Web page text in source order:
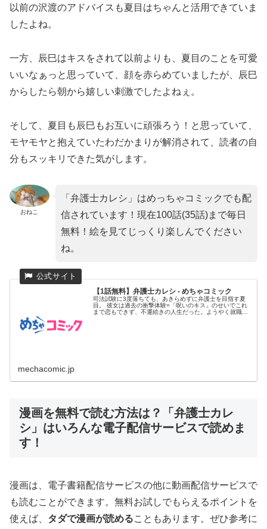
以前の沢渡のアドバイスも夏目はちゃんと活用できていま
したよね。
一方、辰巳はキスをされて以前よりも、夏目のことを可愛
いいなぁっと思っていて、顔を赤らめていましたが、辰巳
からしたら朝から嬉しい刺激でしたよねぇ。
そして、夏目も辰巳もお互いに頑張ろう！と思っていて、
モヤモヤと抱えていたわだかまりが解消されて、読者の自
分もスッキリできた気がします。
おねこ
「弁護士カレシ」はめっちゃコミックでも配
信されています！現在100話(35話)まで毎日
無料！絵を見てじっくり楽しんでください
ね。
【1話無料】弁護士カレシ - めちゃコミック
司法試験に3度落ちても、あきらめずに弁護士を目指す夏
目。 彼女は過去の衝撃体験=「呪いのキス」のせいでこれ
まで恋もできず、不運続きの人生だった。ようやく就職し
mechacomic.jp
漫画を無料で読む方法は？「弁護士カレ
シ」はいろんな電子配信サービスで読めま
す！
漫画は、電子書籍配信サービスの他に動画配信サービスで
も読むことができます。無料お試しでもらえるポイントを
使えば、 タダで漫画が読めることもあります。ぜひ参考に